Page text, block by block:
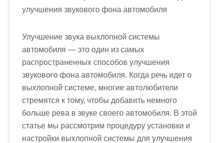
улучшения звукового фона автомобиля
Улучшение звука выхлопной системы
автомобиля — это один из самых
распространенных способов улучшения
звукового фона автомобиля. Когда речь идет о
выхлопной системе, многие автолюбители
стремятся к тому, чтобы добавить немного
больше рева в звуке своего автомобиля. В этой
статье мы рассмотрим процедуру установки и
настройки выхлопной системы для улучшения